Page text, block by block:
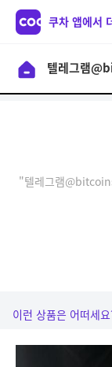
쿠차 앱에서
"텔레그램
이런 상품은 어떠세